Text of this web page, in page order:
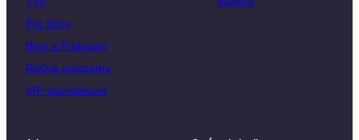
Pre firmy
Blog a Podcasty
Ročné programy
VIP starostlivosť